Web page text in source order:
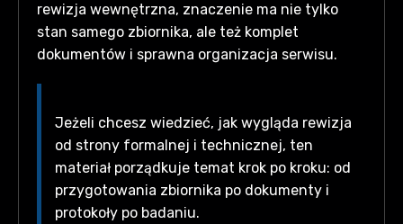
rewizja wewnętrzna, znaczenie ma nie tylko
stan samego zbiornika, ale też komplet
dokumentów i sprawna organizacja serwisu.
Jeżeli chcesz wiedzieć, jak wygląda rewizja
od strony formalnej i technicznej, ten
materiał porządkuje temat krok po kroku: od
przygotowania zbiornika po dokumenty i
protokoły po badaniu.